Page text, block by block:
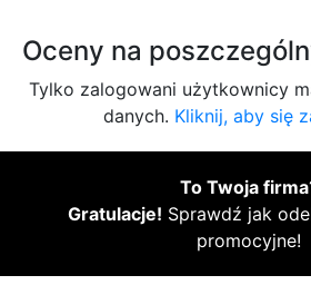
Oceny na
Tylko zalogowani użytkownicy
danych. Kliknij, aby się
To Twoja firma
Gratulacje! Sprawdź jak
promocyjne!